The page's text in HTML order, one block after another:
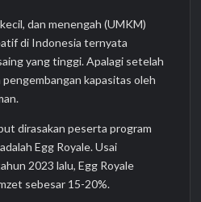
dan menengah (UMKM)
di Indonesia ternyata
yang tinggi. Apalagi setelah
kapasitas oleh
dirasakan peserta program
Egg Royale. Usai
2023 lalu, Egg Royale
sebesar 15-20%.